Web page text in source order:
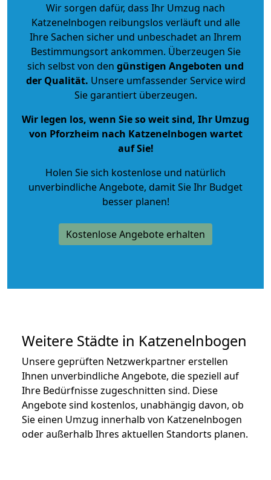
Wir sorgen dafür, dass Ihr Umzug nach
Katzenelnbogen reibungslos verläuft und alle
Ihre Sachen sicher und unbeschadet an Ihrem
Bestimmungsort ankommen. Überzeugen Sie
sich selbst von den günstigen Angeboten und
der Qualität. Unsere umfassender Service wird
Sie garantiert überzeugen.
Wir legen los, wenn Sie so weit sind, Ihr Umzug
von Pforzheim nach Katzenelnbogen wartet
auf Sie!
Holen Sie sich kostenlose und natürlich
unverbindliche Angebote, damit Sie Ihr Budget
besser planen!
Kostenlose Angebote erhalten
Weitere Städte in Katzenelnbogen
Unsere geprüften Netzwerkpartner erstellen
Ihnen unverbindliche Angebote, die speziell auf
Ihre Bedürfnisse zugeschnitten sind. Diese
Angebote sind kostenlos, unabhängig davon, ob
Sie einen Umzug innerhalb von Katzenelnbogen
oder außerhalb Ihres aktuellen Standorts planen.